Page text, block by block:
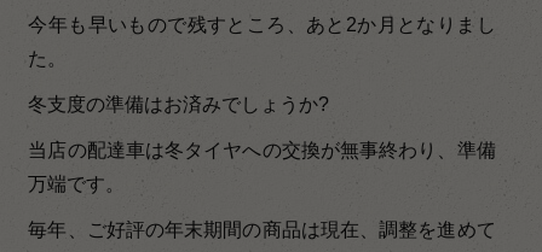
今年も早いもので残すところ、あと2か月となりまし
た。
冬支度の準備はお済みでしょうか?
当店の配達車は冬タイヤへの交換が無事終わり、準備
万端です。
毎年、ご好評の年末期間の商品は現在、調整を進めて